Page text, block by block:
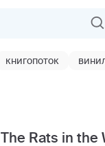
книгопоток
The Rats in the